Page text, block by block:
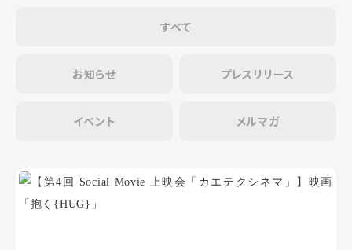
すべて
お知らせ プレスリリース
イベント メルマガ